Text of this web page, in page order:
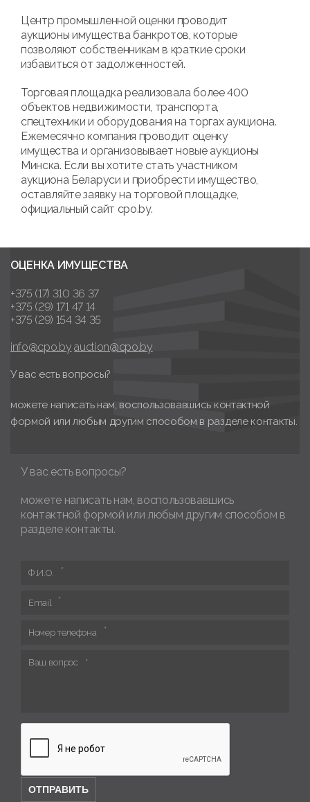
Центр промышленной оценки проводит
аукционы имущества банкротов, которые
позволяют собственникам в краткие сроки
избавиться от задолженностей.
Торговая площадка реализовала более 400
объектов недвижимости, транспорта,
спецтехники и оборудования на торгах аукциона.
Ежемесячно компания проводит оценку
имущества и организовывает новые аукционы
Минска. Если вы хотите стать участником
аукциона Беларуси и приобрести имущество,
оставляйте заявку на торговой площадке,
официальный сайт cpo.by.
ОЦЕНКА ИМУЩЕСТВА
+375 (17) 310 36 37
+375 (29) 171 47 14
+375 (29) 154 34 35
info@cpo.by auction@cpo.by
У вас есть вопросы?
можете написать нам, воспользовавшись контактной
формой или любым другим способом в разделе контакты.
У вас есть вопросы?
можете написать нам, воспользовавшись
контактной формой или любым другим способом в
разделе контакты.
Ф.И.О.
Email
Номер телефона
Ваш вопрос